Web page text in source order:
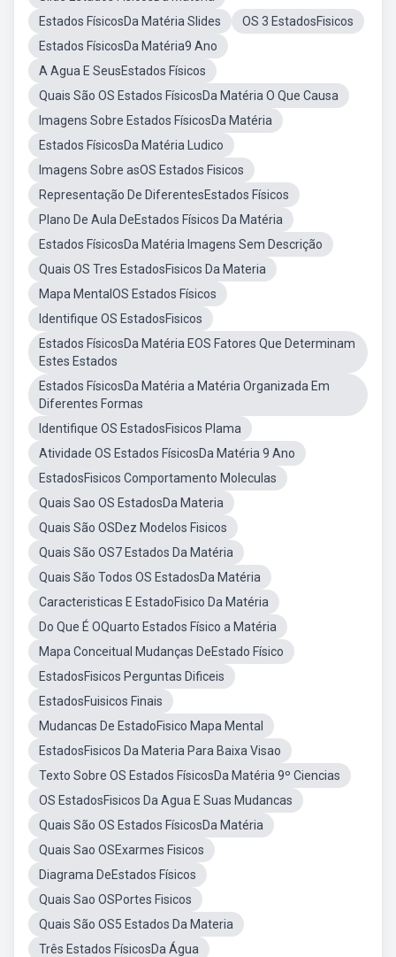
Estados FísicosDa Matéria Slides
OS 3 EstadosFisicos
Estados FísicosDa Matéria9 Ano
A Agua E SeusEstados Físicos
Quais São OS Estados FísicosDa Matéria O Que Causa
Imagens Sobre Estados FísicosDa Matéria
Estados FísicosDa Matéria Ludico
Imagens Sobre asOS Estados Fisicos
Representação De DiferentesEstados Físicos
Plano De Aula DeEstados Físicos Da Matéria
Estados FísicosDa Matéria Imagens Sem Descrição
Quais OS Tres EstadosFisicos Da Materia
Mapa MentalOS Estados Físicos
Identifique OS EstadosFisicos
Estados FísicosDa Matéria EOS Fatores Que Determinam
Estes Estados
Estados FísicosDa Matéria a Matéria Organizada Em
Diferentes Formas
Identifique OS EstadosFisicos Plama
Atividade OS Estados FísicosDa Matéria 9 Ano
EstadosFisicos Comportamento Moleculas
Quais Sao OS EstadosDa Materia
Quais São OSDez Modelos Fisicos
Quais São OS7 Estados Da Matéria
Quais São Todos OS EstadosDa Matéria
Caracteristicas E EstadoFisico Da Matéria
Do Que É OQuarto Estados Físico a Matéria
Mapa Conceitual Mudanças DeEstado Físico
EstadosFisicos Perguntas Dificeis
EstadosFuisicos Finais
Mudancas De EstadoFisico Mapa Mental
EstadosFisicos Da Materia Para Baixa Visao
Texto Sobre OS Estados FísicosDa Matéria 9º Ciencias
OS EstadosFisicos Da Agua E Suas Mudancas
Quais São OS Estados FísicosDa Matéria
Quais Sao OSExarmes Fisicos
Diagrama DeEstados Físicos
Quais Sao OSPortes Fisicos
Quais São OS5 Estados Da Materia
Três Estados FísicosDa Água